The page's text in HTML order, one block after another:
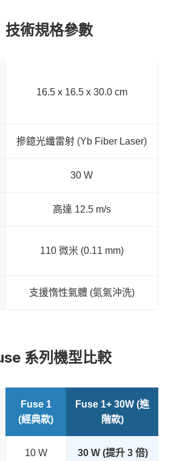
技術規格參數
16.5 x 16.5 x 30.0 cm
摻鐿光纖雷射 (Yb Fiber Laser)
30 W
高達 12.5 m/s
110 微米 (0.11 mm)
支援惰性氣體 (氮氣沖洗)
系列機型比較
Fuse 1
(經典款)
Fuse 1+ 30W (進
階款)
10 W 30 W (提升 3 倍)